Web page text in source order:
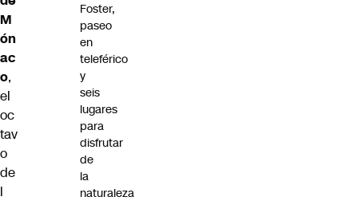
M
ón
ac
o,
el
oc
tav
o
de
l
Foster,
paseo
en
teleférico
y
seis
lugares
para
disfrutar
de
la
naturaleza